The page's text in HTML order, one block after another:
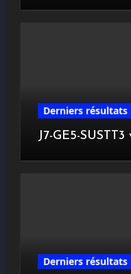
Derniers résultats
J7-GE5-SUSTT3
Derniers résultats